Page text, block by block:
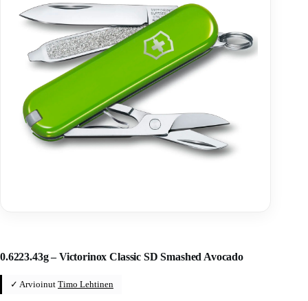
0.6223.43g – Victorinox Classic SD Smashed Avocado
✓ Arvioinut Timo Lehtinen